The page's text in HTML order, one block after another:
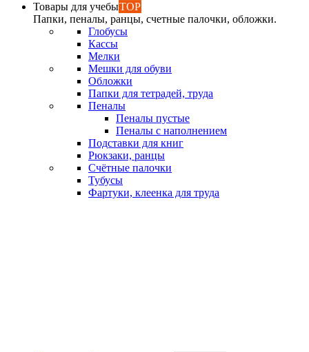
Товары для учебыTOP
Папки, пеналы, ранцы, счетные палочки, обложки.
Глобусы
Кассы
Мелки
Мешки для обуви
Обложки
Папки для тетрадей, труда
Пеналы
Пеналы пустые
Пеналы с наполнением
Подставки для книг
Рюкзаки, ранцы
Счётные палочки
Тубусы
Фартуки, клеенка для труда